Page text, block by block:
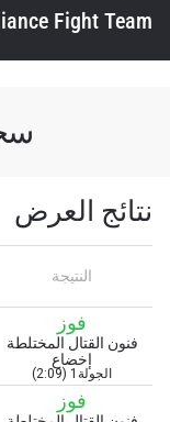
Fight Team
نتائج العرض
النتيجة
فوز
فنون القتال المختلطة
إخضاع
الجولة1 (2:09)
فوز
ابق على
خذ بطولة "ون"
إلى آخر